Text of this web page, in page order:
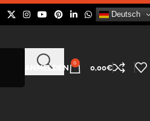
Deutsch
ANMELDEN
0
0,00€